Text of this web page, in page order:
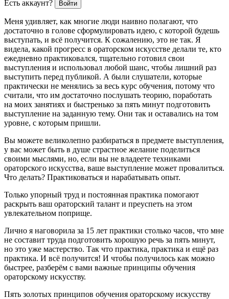
Есть аккаунт? Войти
Меня удивляет, как многие люди наивно полагают, что
достаточно в голове сформулировать идею, с которой будешь
выступать, и всё получится. К сожалению, это не так. Я
видела, какой прогресс в ораторском искусстве делали те, кто
ежедневно практиковался, тщательно готовил свои
выступления и использовал любой шанс, чтобы лишний раз
выступить перед публикой. А были слушатели, которые
практически не менялись за весь курс обучения, потому что
считали, что им достаточно послушать теорию, поработать
на моих занятиях и быстренько за пять минут подготовить
выступление на заданную тему. Они так и оставались на том
уровне, с которым пришли.
Вы можете великолепно разбираться в предмете выступления,
у вас может быть в душе страстное желание поделиться
своими мыслями, но, если вы не владеете техниками
ораторского искусства, ваше выступление может провалиться.
Что делать? Практиковаться и нарабатывать опыт.
Только упорный труд и постоянная практика помогают
раскрыть ваш ораторский талант и преуспеть на этом
увлекательном поприще.
Лично я наговорила за 15 лет практики столько часов, что мне
не составит труда подготовить хорошую речь за пять минут,
но это уже мастерство. Так что практика, практика и ещё раз
практика. И всё получится! И чтобы получилось как можно
быстрее, разберём с вами важные принципы обучения
ораторскому искусству.
Пять золотых принципов обучения ораторскому искусству